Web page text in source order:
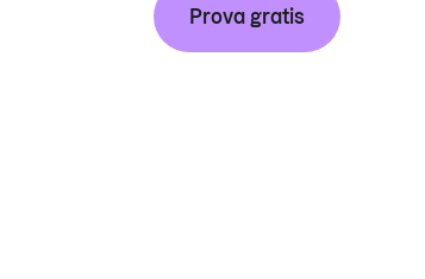
Prova gratis